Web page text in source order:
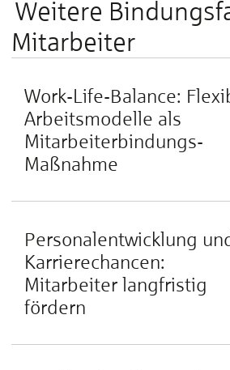
Weitere
Mitarbeiter
Work-Life-Balance:
Arbeitsmodelle als
Mitarbeiterbindungs-
Maßnahme
Personalentwicklung
Karrierechancen:
Mitarbeiter langfristig
fördern